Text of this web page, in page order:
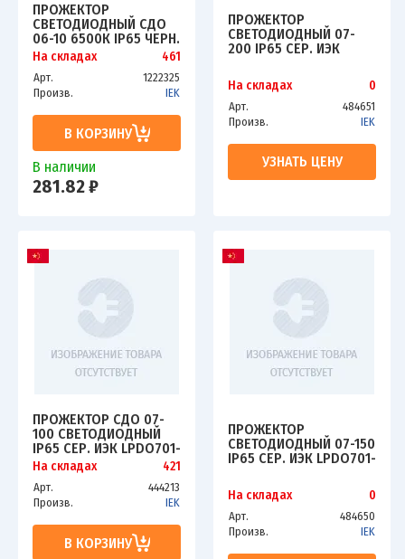
ПРОЖЕКТОР
СВЕТОДИОДНЫЙ СДО
06-10 6500К IP65 ЧЕРН.
ИЭК LPDO601-10-65-
На складах 461
Арт.
1222325
Произв.
IEK
В КОРЗИНУ
В наличии
281.82 ₽
ПРОЖЕКТОР
СВЕТОДИОДНЫЙ 07-
200 IP65 СЕР. ИЭК
На складах 0
Арт.
484651
Произв.
IEK
УЗНАТЬ ЦЕНУ
ПРОЖЕКТОР СДО 07-
100 СВЕТОДИОДНЫЙ
IP65 СЕР. ИЭК LPDO701-
100-K03
На складах 421
Арт.
444213
Произв.
IEK
В КОРЗИНУ
ПРОЖЕКТОР
СВЕТОДИОДНЫЙ 07-150
IP65 СЕР. ИЭК LPDO701-
На складах 0
Арт.
484650
Произв.
IEK